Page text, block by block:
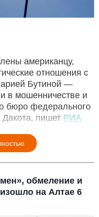
американцу,
отношения с
Бутиной —
в мошенничестве и
бюро федерального
пишет РИА
обмеление и
на Алтае 6